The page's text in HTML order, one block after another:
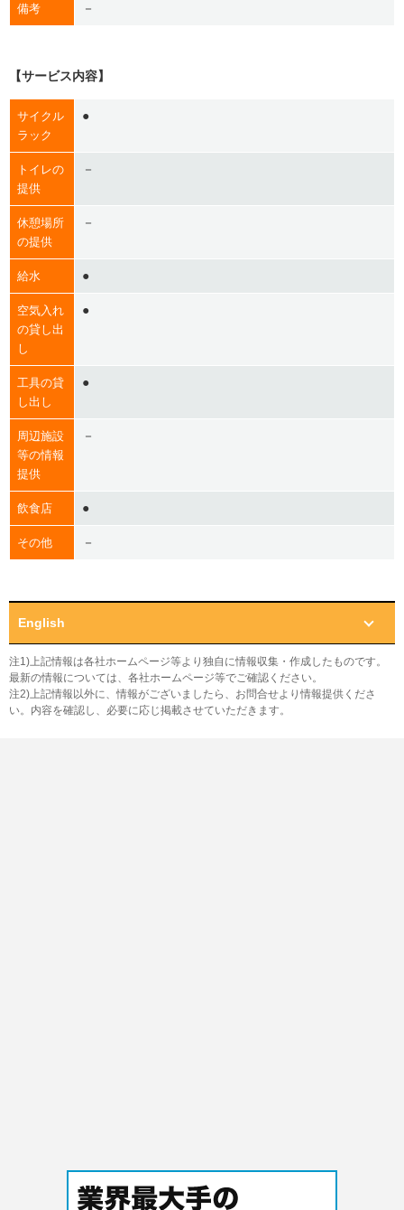
備考 －
【サービス内容】
サイクル
ラック
●
トイレの
提供
－
休憩場所
の提供
－
給水 ●
空気入れ
の貸し出
し
●
工具の貸
し出し
●
周辺施設
等の情報
提供
－
飲食店 ●
その他 －
English
注1)上記情報は各社ホームページ等より独自に情報収集・作成したものです。
最新の情報については、各社ホームページ等でご確認ください。
注2)上記情報以外に、情報がございましたら、お問合せより情報提供くださ
い。内容を確認し、必要に応じ掲載させていただきます。